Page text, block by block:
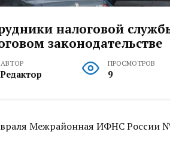
налоговой
законодательстве
АВТОР
Редактор
ПРОСМОТРОВ
9
Межрайонная ИФНС России